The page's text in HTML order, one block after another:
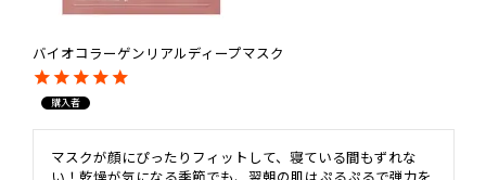
バイオコラーゲンリアルディープマスク
購入者
マスクが顔にぴったりフィットして、寝ている間もずれな